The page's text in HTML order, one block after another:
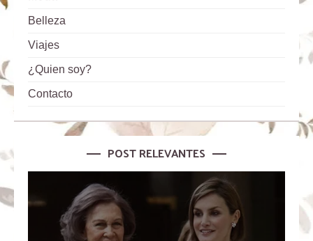
Belleza
Viajes
¿Quien soy?
Contacto
POST RELEVANTES